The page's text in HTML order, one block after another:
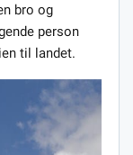
bro og
person
til landet.